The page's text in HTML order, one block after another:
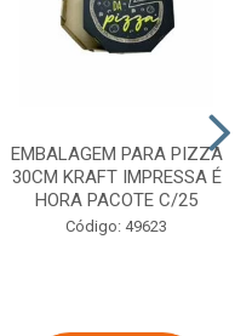
EMBALAGEM PARA PIZZA
30CM KRAFT IMPRESSA É
HORA PACOTE C/25
Código: 49623